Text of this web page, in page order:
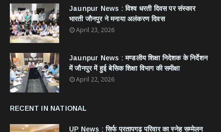
Jaunpur News : विश्व धरती दिवस पर संस्कार
भारती जौनपुर ने मनाया अलंकरण दिवस
April 23, 2026
Jaunpur News : ​मण्डलीय शिक्षा निदेशक के निर्देशन
में जौनपुर में हुई बेसिक शिक्षा विभाग की समीक्षा
April 22, 2026
RECENT IN NATIONAL
UP News : सिर्फ प्रतापगढ़ परिवार का स्नेह सम्मेलन